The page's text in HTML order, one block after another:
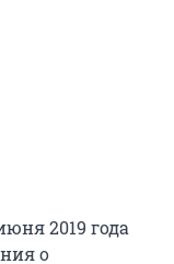
2019 года
о